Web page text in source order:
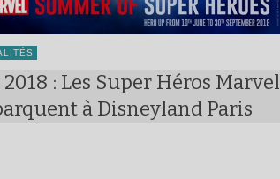
2018 : Les Super Héros Marvel
à Disneyland Paris